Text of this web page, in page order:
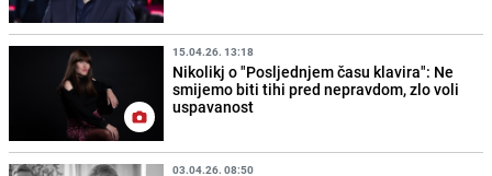
15.04.26. 13:18
Nikolikj o "Posljednjem času klavira": Ne
smijemo biti tihi pred nepravdom, zlo voli
uspavanost
03.04.26. 08:50